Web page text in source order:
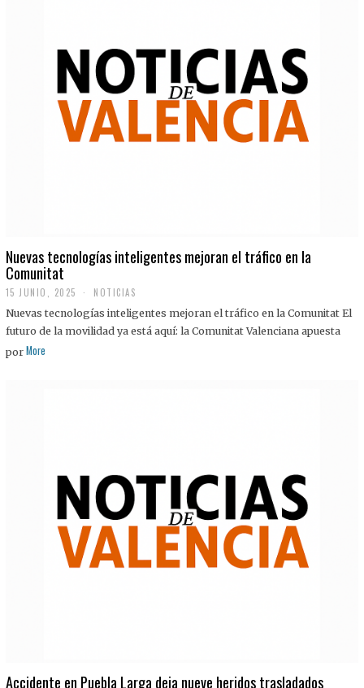
Nuevas tecnologías inteligentes mejoran el tráfico en la
Comunitat
15 JUNIO, 2025 NOTICIAS
Nuevas tecnologías inteligentes mejoran el tráfico en la Comunitat El
futuro de la movilidad ya está aquí: la Comunitat Valenciana apuesta
por More
Accidente en Puebla Larga deja nueve heridos trasladados